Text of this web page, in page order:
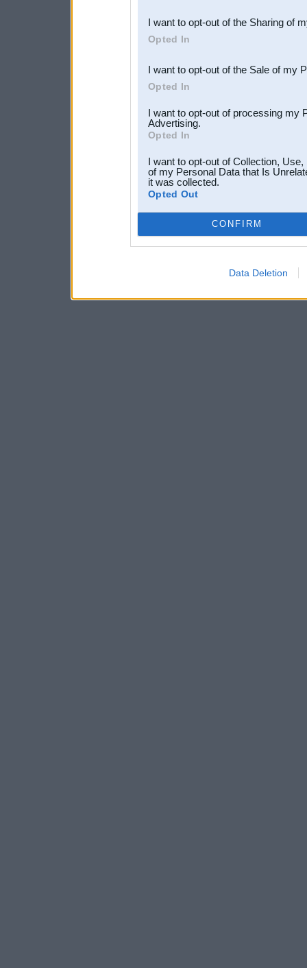
Downstream Participants
third parties.
I want to opt-out of the Sharing of
Opted In
I want to opt-out of the Sale of my
Opted In
I want to opt-out of processing my
Advertising.
Opted In
I want to opt-out of Collection,
of my Personal Data that Is
it was collected.
Opted Out
CONFIRM
Data Deletion